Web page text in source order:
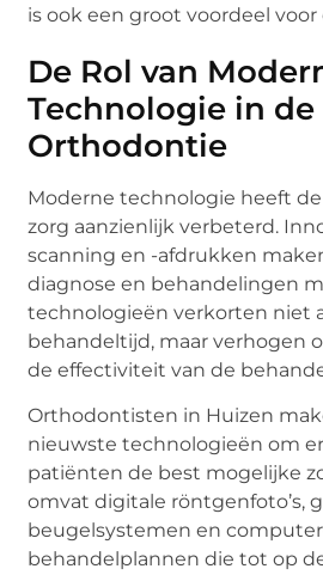
is ook een groot voordeel
De Rol van
Technologie in de
Orthodontie
Moderne technologie heeft
zorg aanzienlijk verbeterd.
scanning en -afdrukken
diagnose en behandelingen
technologieën verkorten niet
behandeltijd, maar verhogen
de effectiviteit van de
Orthodontisten in Huizen
nieuwste technologieën om
patiënten de best mogelijke
omvat digitale röntgenfoto’s,
beugelsystemen en
behandelplannen die tot op